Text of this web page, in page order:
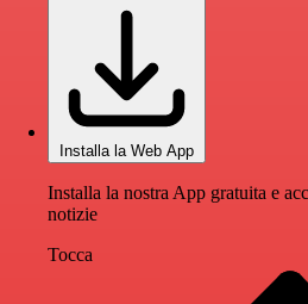
Installa la Web App
Installa la nostra App gratuita e
notizie
Tocca